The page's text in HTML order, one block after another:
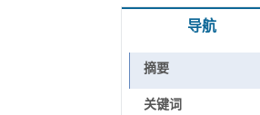
导航
摘要
关键词